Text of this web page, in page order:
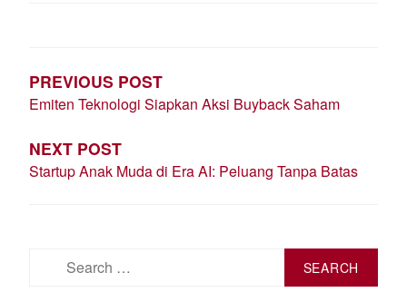
PREVIOUS POST
Emiten Teknologi Siapkan Aksi Buyback Saham
NEXT POST
Startup Anak Muda di Era AI: Peluang Tanpa Batas